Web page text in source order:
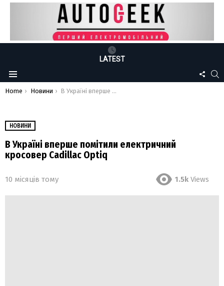
LATEST
Menu
US
You are here:
Home Новини В Україні вперше помітили електричний кросовер Cadillac Optiq
НОВИНИ
В Україні вперше помітили електричний
кросовер Cadillac Optiq
10 місяців тому 1.5k Views